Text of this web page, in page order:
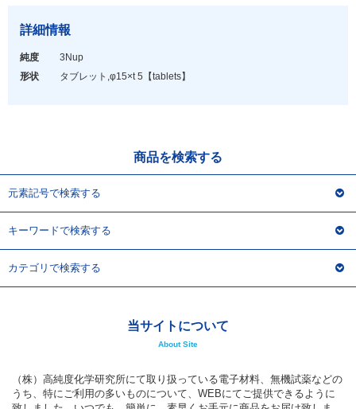
詳細情報
純度
3Nup
形状
タブレット,φ15×t 5 【tablets】
商品を検索する
元素記号で検索する
キーワードで検索する
カテゴリで検索する
当サイトについて
About Site
（株）高純度化学研究所にて取り扱っている電子材料、無機試薬などの
うち、特にご利用の多いものについて、WEBにてご提供できるように